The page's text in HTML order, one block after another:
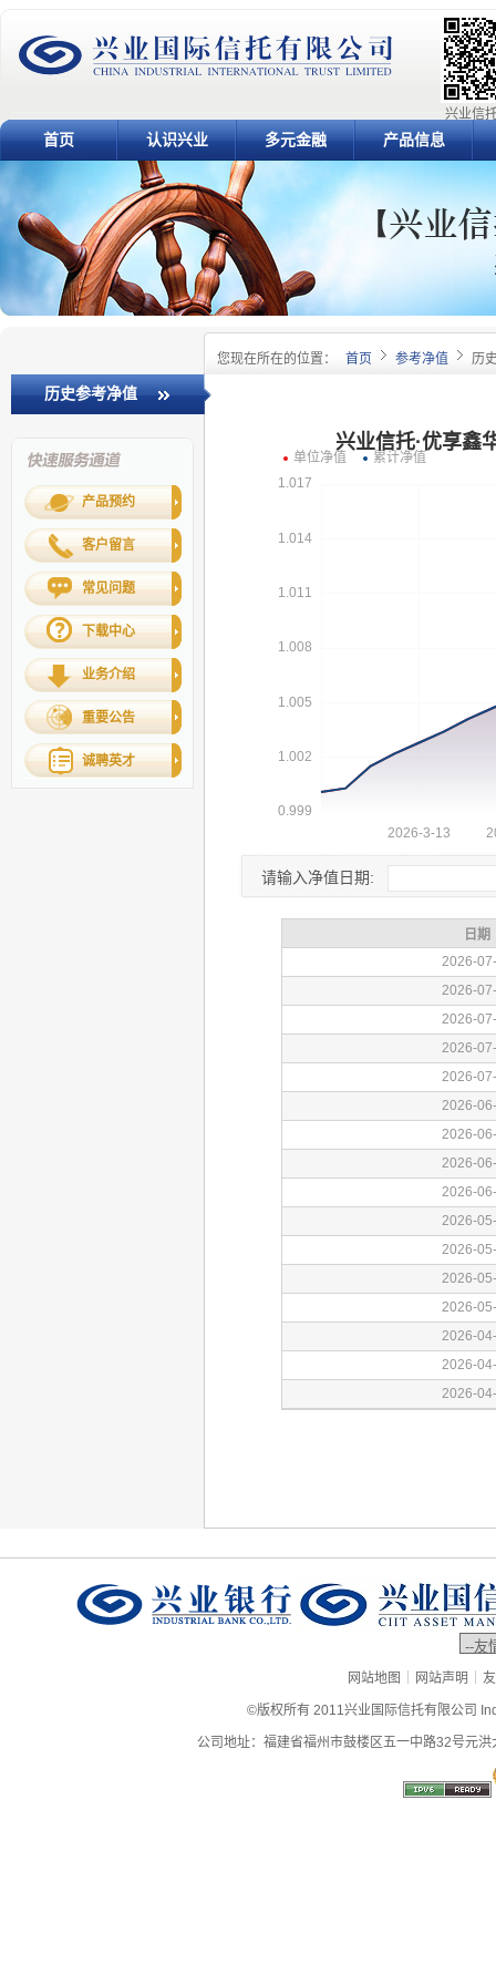
兴业信
首页 认识兴业 多元金融 产品信息
您现在所在的位置： 首页 参考净值 历
历史参考净值
产品预约
客户留言
常见问题
下载中心
业务介绍
重要公告
诚聘英才
请输入净值日期:
网站地图 | 网站声明 |
©版权所有 2011兴业国际信托有限公司
公司地址：福建省福州市鼓楼区五一中路32号元